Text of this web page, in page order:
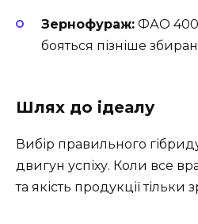
Зернофураж: ФАО 400
бояться пізніше
Шлях до ідеалу
Вибір правильного
двигун успіху. Коли все
та якість продукції тільки